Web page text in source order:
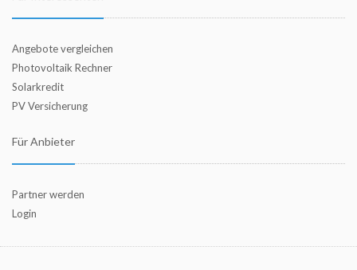
Angebote vergleichen
Photovoltaik Rechner
Solarkredit
PV Versicherung
Für Anbieter
Partner werden
Login